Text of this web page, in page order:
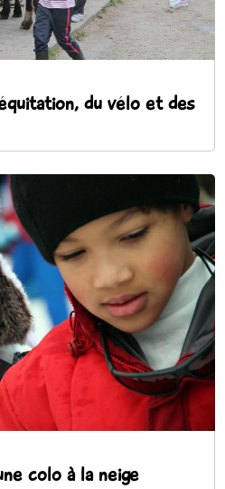
du vélo et des
colo à la neige